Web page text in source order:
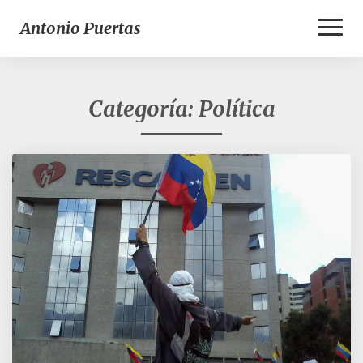
Antonio Puertas
Categoría: Política